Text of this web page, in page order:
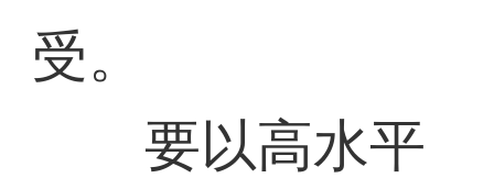
受。
要以高水平